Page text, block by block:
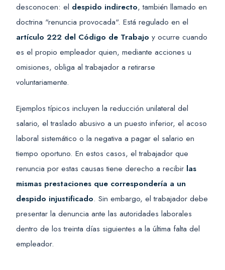
desconocen: el despido indirecto, también llamado en
doctrina "renuncia provocada". Está regulado en el
artículo 222 del Código de Trabajo y ocurre cuando
es el propio empleador quien, mediante acciones u
omisiones, obliga al trabajador a retirarse
voluntariamente.
Ejemplos típicos incluyen la reducción unilateral del
salario, el traslado abusivo a un puesto inferior, el acoso
laboral sistemático o la negativa a pagar el salario en
tiempo oportuno. En estos casos, el trabajador que
renuncia por estas causas tiene derecho a recibir las
mismas prestaciones que correspondería a un
despido injustificado. Sin embargo, el trabajador debe
presentar la denuncia ante las autoridades laborales
dentro de los treinta días siguientes a la última falta del
empleador.